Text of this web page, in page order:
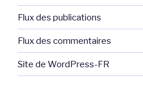
Flux des publications
Flux des commentaires
Site de WordPress-FR